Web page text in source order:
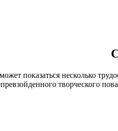
показаться несколько
творческого